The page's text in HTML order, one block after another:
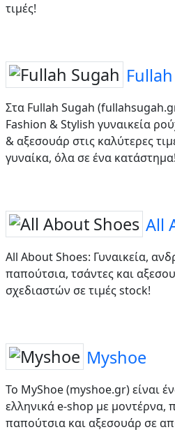
τιμές!
Στα Fullah Sugah
Fashion & Stylish γυναικεία
& αξεσουάρ στις καλύτερες
γυναίκα, όλα σε ένα κατάστημα!
All
All About Shoes: Γυναικεία,
παπούτσια, τσάντες και
σχεδιαστών σε τιμές stock!
Myshoe
Το MyShoe (myshoe.gr) είναι
ελληνικά e-shop με μοντέρνα,
παπούτσια και αξεσουάρ σε